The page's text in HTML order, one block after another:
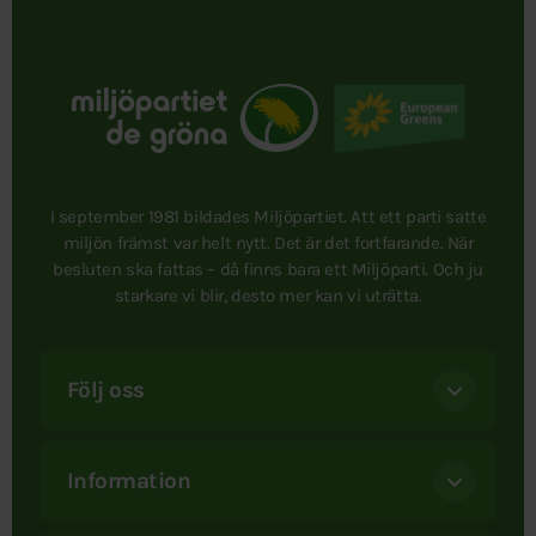
I september 1981 bildades Miljöpartiet. Att ett parti satte
miljön främst var helt nytt. Det är det fortfarande. När
besluten ska fattas – då finns bara ett Miljöparti. Och ju
starkare vi blir, desto mer kan vi uträtta.
Följ oss
Information